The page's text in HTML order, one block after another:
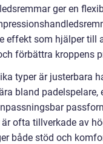
ger en
effekt som hjälper till
förbättra kroppens
typer är justerbara
bland padelspelare,
är ofta tillverkade av
både stöd och